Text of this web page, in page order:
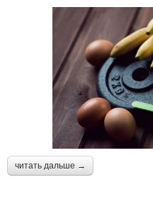
читать дальше →